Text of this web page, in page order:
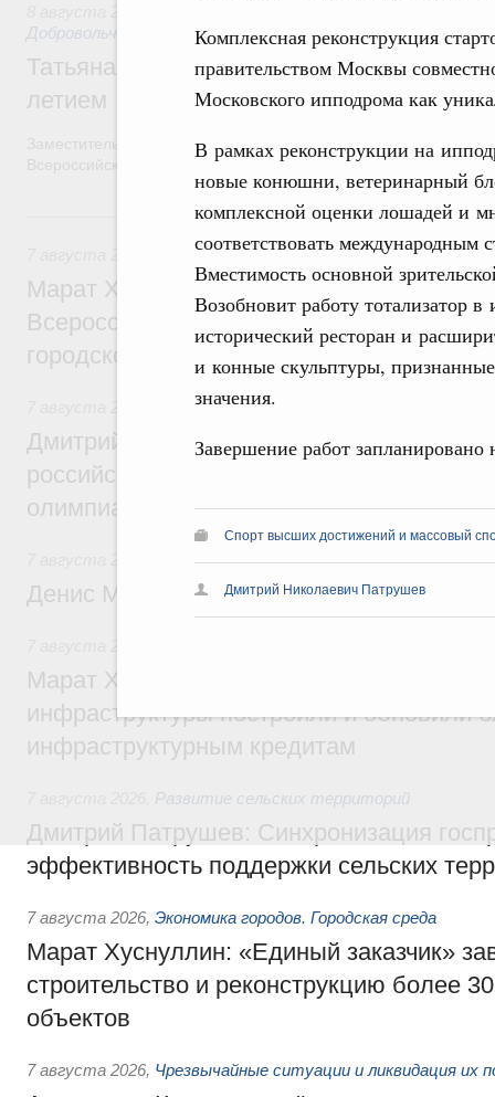
Комплексная реконструкция
правительством Москвы
Московского ипподрома как
В рамках реконструкции на
новые конюшни, ветеринарный
комплексной оценки лошадей и
соответствовать международным
Вместимость основной
Возобновит работу тотализатор в
исторический ресторан и
и конные скульптуры,
значения.
Завершение работ запланировано
Спорт высших достижений и массовый
Дмитрий Николаевич Патрушев
Добровольчество и волонтёрство. Благотворительность
Татьяна Голикова поздравила
летием
Заместитель Председателя Правительства Татьяна Голикова
Всероссийского общественного движения «Волонтёры-
7 августа, пятница
Экономика городов. Городская среда
Марат Хуснуллин провёл заседание
Всероссийского конкурса лучших
городской среды
Отрасль информационных технологий
Дмитрий Чернышенко и Сергей Кравцов
российскую сборную с победой на
олимпиаде по искусственному
Общие вопросы промышленной политики
Денис Мантуров посетил Ярославскую
Марат Хуснуллин: 15 объектов
инфраструктуры построили и обновили
инфраструктурным кредитам
Развитие сельских территорий
Дмитрий Патрушев: Синхронизация
эффективность поддержки сельских
7 августа 2026, Экономика городов. Городская среда
Марат Хуснуллин: «Единый заказчик»
строительство и реконструкцию более
объектов
7 августа 2026, Чрезвычайные ситуации и ликвидация их